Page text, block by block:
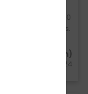
Kurs hat zu 100
als auch Praxis.
gemacht
(Westfalen)
16.07.2024